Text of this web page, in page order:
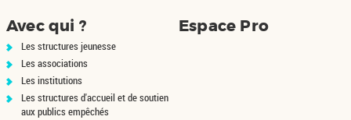
Avec qui ?
Les structures jeunesse
Les associations
Les institutions
Les structures d'accueil et de soutien
aux publics empêchés
Espace Pro